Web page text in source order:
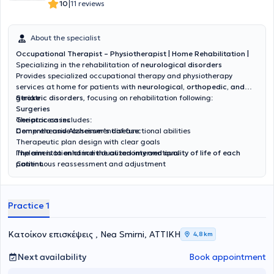
Kapodistrian University of Athens (EKPA). He has 15 years of
disorders that primarily or secondarily result in learning problems,
such as dyslexia, dyscalculia, dysorthography, dysgraphia, learning
difficulties, developmental disorders, various syndromes, intellectual
disability, environmental deprivation, as well as emotional disorders.
10|11 reviews
About the specialist
Occupational Therapist – Physiotherapist | Home Rehabilitation |
Specializing in the rehabilitation of neurological disorders
Provides specialized occupational therapy and physiotherapy
services at home for patients with neurological, orthopedic, and
geriatric disorders, focusing on rehabilitation following:
Stroke
Surgeries
Geriatric cases
Dementia and Alzheimer's disease
The process includes:
Comprehensive assessment of functional abilities
Therapeutic plan design with clear goals
Implementation of individualized interventions
Continuous reassessment and adjustment
The aim is to enhance the autonomy and quality of life of each
patient.
Practice 1
Κατοίκον επισκέψεις , Nea Smirni, ΑΤΤΙΚΗ 4,8 km
Next availability Book appointment